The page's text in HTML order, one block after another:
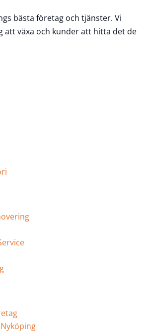
bästa företag och tjänster. Vi
att växa och kunder att hitta det de